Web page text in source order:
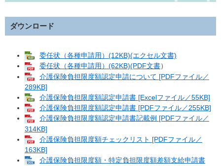
ダウンロード
委任状（各種申請用）(12KB)(エクセル文書)
委任状（各種申請用）(62KB)(PDF文書）
介護保険負担限度額認定申請について [PDFファイル／
289KB]
介護保険負担限度額認定申請書 [Excelファイル／55KB]
介護保険負担限度額認定申請書 [PDFファイル／255KB]
介護保険負担限度額認定申請書記載例 [PDFファイル／
314KB]
介護保険負担限度額チェックリスト [PDFファイル／
163KB]
介護保険負担限度額・特定負担限度額差額支給申請書